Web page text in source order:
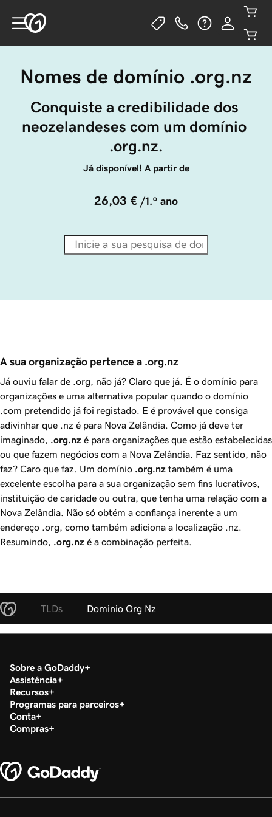
Nomes de domínio .org.nz
Conquiste a credibilidade dos
neozelandeses com um domínio
.org.nz.
Já disponível! A partir de
26,03 € /1.º ano
A sua organização pertence a .org.nz
Já ouviu falar de .org, não já? Claro que já. É o domínio para
organizações e uma alternativa popular quando o domínio
.com pretendido já foi registado. E é provável que consiga
adivinhar que .nz é para Nova Zelândia. Como já deve ter
imaginado,
.org.nz é para organizações que estão estabelecidas
ou que fazem negócios com a Nova Zelândia. Faz sentido, não
faz? Caro que faz. Um domínio .org.nz também é uma
excelente escolha para a sua organização sem fins lucrativos,
instituição de caridade ou outra, que tenha uma relação com a
Nova Zelândia. Não só obtém a confiança inerente a um
endereço .org, como também adiciona a localização .nz.
Resumindo,
.org.nz é a combinação perfeita.
TLDs Dominio Org Nz
Sobre a GoDaddy
Assistência
Recursos
Programas para parceiros
Conta
Compras